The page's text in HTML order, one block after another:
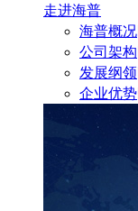
走进海普
海普概况
公司架构
发展纲领
企业优势